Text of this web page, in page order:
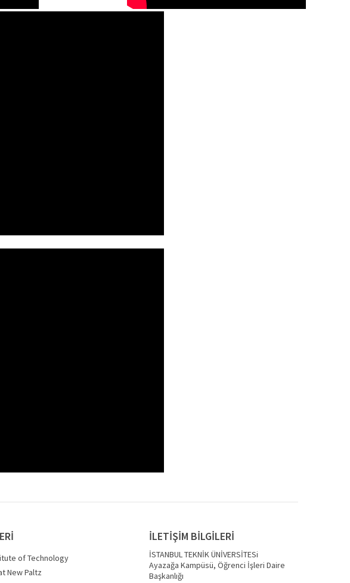
of Technology
New Paltz
İLETİŞİM BİLGİLERİ
İSTANBUL TEKNİK ÜNİVERSİTESi
Ayazağa Kampüsü, Öğrenci İşleri Daire
Başkanlığı